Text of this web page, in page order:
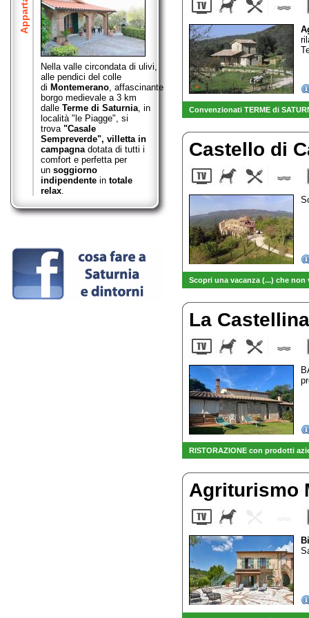
Nella valle circondata di ulivi,
alle pendici del colle
di Montemerano, affascinante
borgo medievale a 3 km
dalle Terme di Saturnia, in
località "le Piagge", si
trova "Casale
Sempreverde", villetta in
campagna dotata di tutti i
comfort e perfetta per
un soggiorno
indipendente in totale
relax.
Convenzionati TERME di
Castello di
Scopri una vacanza (...) che
La
RISTORAZIONE con prodotti
Agriturismo